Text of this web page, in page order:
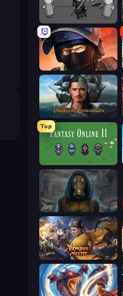
Madness Project Nexus
Bullet Force
Top
Heroes of the Wasteland
Vampire Master